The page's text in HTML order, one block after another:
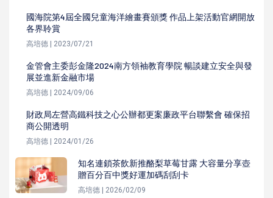
國海院第4屆全國兒童海洋繪畫賽頒獎 作品上架活動官網開放
各界聆賞
高培德 | 2023/07/21
金管會主委彭金隆2024南方領袖教育學院 暢談建立安全與發
展並進新金融市場
高培德 | 2024/09/06
財政局左營高鐵科技之心公辦都更案廉政平台聯繫會 確保招
商公開透明
高培德 | 2024/01/26
知名連鎖茶飲新推酪梨草莓甘露 大容量分享壺
贈百分百中獎好運加碼刮刮卡
高培德 | 2026/02/09